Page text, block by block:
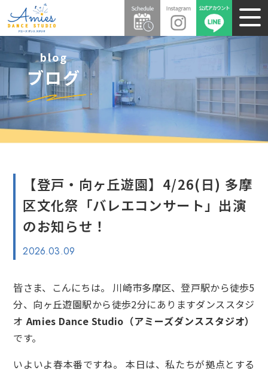
blog
ブログ
【登戸・向ヶ丘遊園】4/26(日) 多摩
区文化祭「バレエコンサート」出演
のお知らせ！
2026.03.09
皆さま、こんにちは。 川崎市多摩区、登戸駅から徒歩5
分、向ヶ丘遊園駅から徒歩2分にありますダンススタジ
オAmies Dance Studio（アミーズダンススタジオ）
です。
いよいよ春本番ですね。 本日は、私たちが拠点とする